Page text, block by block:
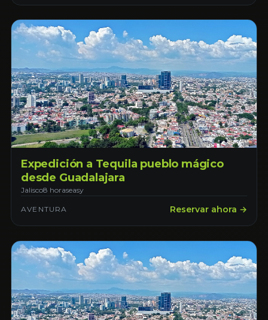
Expedición a Tequila pueblo mágico
desde Guadalajara
Jalisco8 horaseasy
AVENTURA Reservar ahora →